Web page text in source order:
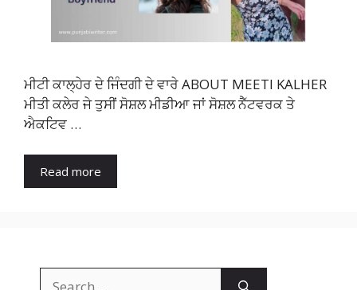
ਮੀਟੀ ਕਾਲ੍ਹੇਰ ਦੇ ਜਿੰਦਗੀ ਦੇ ਵਾਰੇ ABOUT MEETI KALHER
ਮੀਤੀ ਕਲੇਰ ਜੇ ਤੁਸੀਂ ਸੋਸ਼ਲ ਮੀਡੀਆ ਜਾਂ ਸੋਸ਼ਲ ਨੈੱਟਵਰਕ ਤੇ
ਐਕਟਿਵ …
Read more